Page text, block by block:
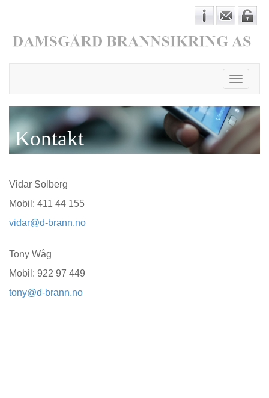
Toggle
Kontakt
Vidar Solberg
Mobil: 411 44 155
vidar@d-brann.no
Tony Wåg
Mobil: 922 97 449
tony@d-brann.no